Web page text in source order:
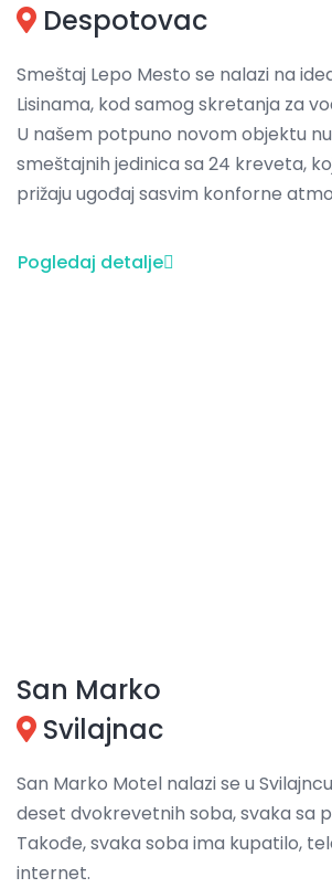
Despotovac
Smeštaj Lepo Mesto se nalazi na
Lisinama, kod samog skretanja za
U našem potpuno novom objektu
smeštajnih jedinica sa 24 kreveta,
prižaju ugođaj sasvim konforne
Pogledaj detalje
San Marko
Svilajnac
San Marko Motel nalazi se u
deset dvokrevetnih soba, svaka sa
Takođe, svaka soba ima kupatilo,
internet.